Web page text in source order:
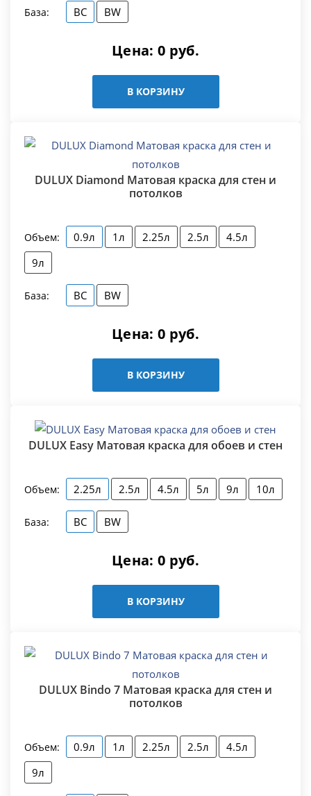
База: BC BW
Цена: 0 руб.
В КОРЗИНУ
DULUX Diamond Матовая краска для стен и
потолков
Объем: 0.9л 1л 2.25л 2.5л
4.5л
9л
База: BC BW
Цена: 0 руб.
В КОРЗИНУ
DULUX Easy Матовая краска для обоев и стен
Объем: 2.25л 2.5л 4.5л 5л 9л 10л
База: BC BW
Цена: 0 руб.
В КОРЗИНУ
DULUX Bindo 7 Матовая краска для стен и
потолков
Объем: 0.9л 1л 2.25л 2.5л
4.5л
9л